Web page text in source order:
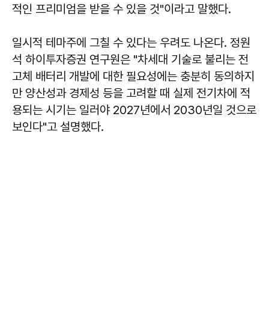
적인 프리미엄을 받을 수 있을 것"이라고 말했다.
일시적 테마주에 그칠 수 있다는 우려도 나온다. 정원
석 하이투자증권 연구원은 "차세대 기술로 불리는 전
고체 배터리 개발에 대한 필요성에는 충분히 동의하지
만 양산성과 경제성 등을 고려할 때 실제 전기차에 적
용되는 시기는 일러야 2027년에서 2030년일 것으로
보인다"고 설명했다.